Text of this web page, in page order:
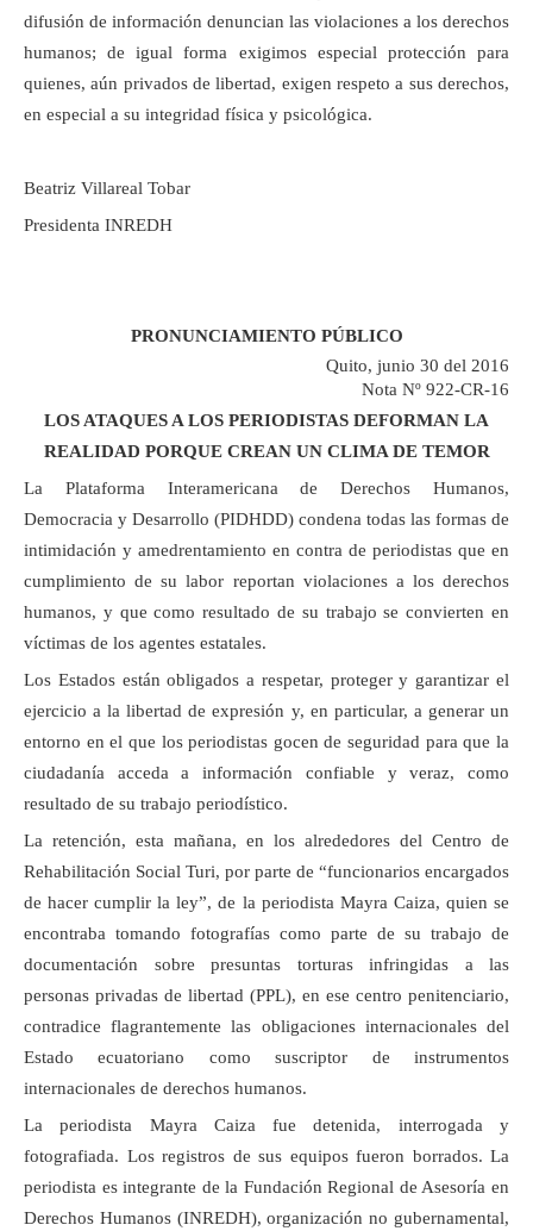
difusión de información denuncian las violaciones a los derechos
humanos; de igual forma exigimos especial protección para
quienes, aún privados de libertad, exigen respeto a sus derechos,
en especial a su integridad física y psicológica.
Beatriz Villareal Tobar
Presidenta INREDH
PRONUNCIAMIENTO PÚBLICO
Quito, junio 30 del 2016
Nota Nº 922-CR-16
LOS ATAQUES A LOS PERIODISTAS DEFORMAN LA
REALIDAD PORQUE CREAN UN CLIMA DE TEMOR
La Plataforma Interamericana de Derechos Humanos,
Democracia y Desarrollo (PIDHDD) condena todas las formas de
intimidación y amedrentamiento en contra de periodistas que en
cumplimiento de su labor reportan violaciones a los derechos
humanos, y que como resultado de su trabajo se convierten en
víctimas de los agentes estatales.
Los Estados están obligados a respetar, proteger y garantizar el
ejercicio a la libertad de expresión y, en particular, a generar un
entorno en el que los periodistas gocen de seguridad para que la
ciudadanía acceda a información confiable y veraz, como
resultado de su trabajo periodístico.
La retención, esta mañana, en los alrededores del Centro de
Rehabilitación Social Turi, por parte de “funcionarios encargados
de hacer cumplir la ley”, de la periodista Mayra Caiza, quien se
encontraba tomando fotografías como parte de su trabajo de
documentación sobre presuntas torturas infringidas a las
personas privadas de libertad (PPL), en ese centro penitenciario,
contradice flagrantemente las obligaciones internacionales del
Estado ecuatoriano como suscriptor de instrumentos
internacionales de derechos humanos.
La periodista Mayra Caiza fue detenida, interrogada y
fotografiada. Los registros de sus equipos fueron borrados. La
periodista es integrante de la Fundación Regional de Asesoría en
Derechos Humanos (INREDH), organización no gubernamental,